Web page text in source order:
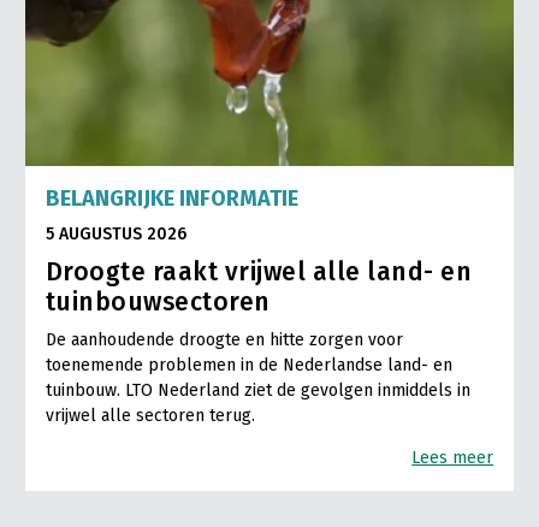
BELANGRIJKE INFORMATIE
5 AUGUSTUS 2026
Droogte raakt vrijwel alle land- en
tuinbouwsectoren
De aanhoudende droogte en hitte zorgen voor
toenemende problemen in de Nederlandse land- en
tuinbouw. LTO Nederland ziet de gevolgen inmiddels in
vrijwel alle sectoren terug.
Lees meer